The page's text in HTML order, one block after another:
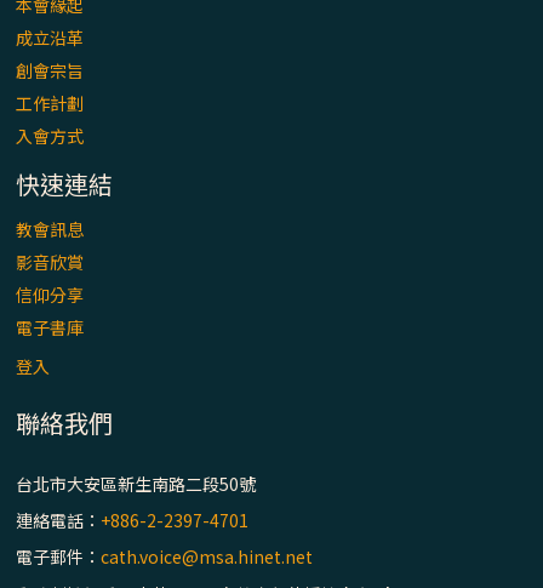
主教座堂(下)
「禧年 來~」第十四集：續談《在希望中得
救》通諭中的「希望」 / 花蓮美崙進教之佑
成立沿革
創會宗旨
工作計劃
入會方式
快速連結
教會訊息
影音欣賞
信仰分享
電子書庫
登入
聯絡我們
台北市大安區新生南路二段50號
連絡電話： +886-2-2397-4701
電子郵件：cath.voice@msa.hinet.net